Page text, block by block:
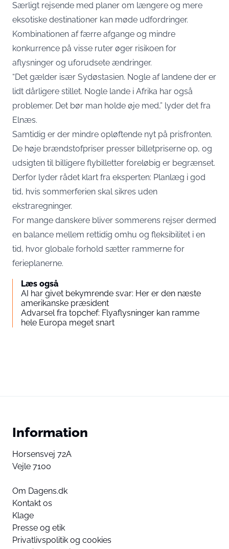
Særligt rejsende med planer om længere og mere
eksotiske destinationer kan møde udfordringer.
Kombinationen af færre afgange og mindre
konkurrence på visse ruter øger risikoen for
aflysninger og uforudsete ændringer.
“Det gælder især Sydøstasien. Nogle af landene der er
lidt dårligere stillet. Nogle lande i Afrika har også
problemer. Det bør man holde øje med,” lyder det fra
Elnæs.
Samtidig er der mindre opløftende nyt på prisfronten.
De høje brændstofpriser presser billetpriserne op, og
udsigten til billigere flybilletter foreløbig er begrænset.
Derfor lyder rådet klart fra eksperten: Planlæg i god
tid, hvis sommerferien skal sikres uden
ekstraregninger.
For mange danskere bliver sommerens rejser dermed
en balance mellem rettidig omhu og fleksibilitet i en
tid, hvor globale forhold sætter rammerne for
ferieplanerne.
Læs også
AI har givet bekymrende svar: Her er den næste
amerikanske præsident
Advarsel fra topchef: Flyaflysninger kan ramme
hele Europa meget snart
Information
Horsensvej 72A
Vejle 7100
Om Dagens.dk
Kontakt os
Klage
Presse og etik
Privatlivspolitik og cookies